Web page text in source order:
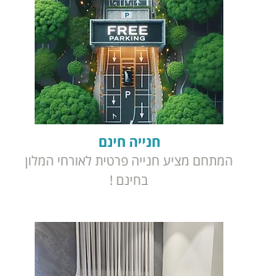
חנייה חינם
המתחם מציע חנייה פרטית לאורחי המלון
בחינם !